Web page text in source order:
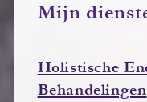
Mijn
Holistische
Behandelingen